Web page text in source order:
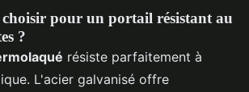
pour un portail résistant au
?
résiste parfaitement à
L'acier galvanisé offre